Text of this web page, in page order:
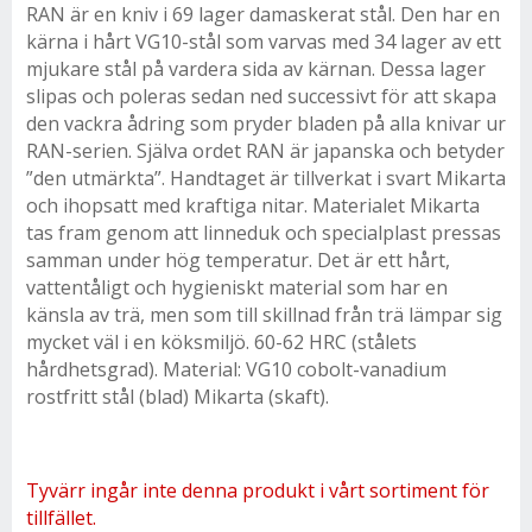
RAN är en kniv i 69 lager damaskerat stål. Den har en
kärna i hårt VG10-stål som varvas med 34 lager av ett
mjukare stål på vardera sida av kärnan. Dessa lager
slipas och poleras sedan ned successivt för att skapa
den vackra ådring som pryder bladen på alla knivar ur
RAN-serien. Själva ordet RAN är japanska och betyder
”den utmärkta”. Handtaget är tillverkat i svart Mikarta
och ihopsatt med kraftiga nitar. Materialet Mikarta
tas fram genom att linneduk och specialplast pressas
samman under hög temperatur. Det är ett hårt,
vattentåligt och hygieniskt material som har en
känsla av trä, men som till skillnad från trä lämpar sig
mycket väl i en köksmiljö. 60-62 HRC (stålets
hårdhetsgrad). Material: VG10 cobolt-vanadium
rostfritt stål (blad) Mikarta (skaft).
Tyvärr ingår inte denna produkt i vårt sortiment för
tillfället.